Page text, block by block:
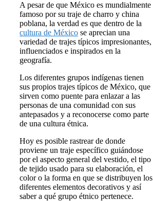
A pesar de que México es mundialmente
famoso por su traje de charro y china
poblana, la verdad es que dentro de la
cultura de México se aprecian una
variedad de trajes típicos impresionantes,
influenciados e inspirados en la
geografía.
Los diferentes grupos indígenas tienen
sus propios trajes típicos de México, que
sirven como puente para enlazar a las
personas de una comunidad con sus
antepasados y a reconocerse como parte
de una cultura étnica.
Hoy es posible rastrear de donde
proviene un traje específico guiándose
por el aspecto general del vestido, el tipo
de tejido usado para su elaboración, el
color o la forma en que se distribuyen los
diferentes elementos decorativos y así
saber a qué grupo étnico pertenece.